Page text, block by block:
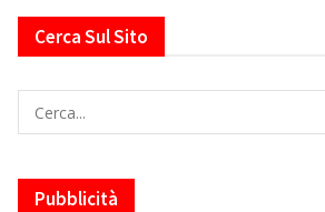
Cerca Sul Sito
Pubblicità